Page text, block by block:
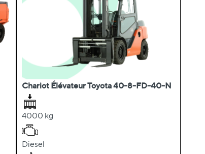
Chariot Élévateur Toyota 40-8-FD-40-N
4000 kg
Diesel